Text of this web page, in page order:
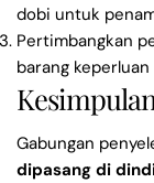
dobi untuk
Pertimbangkan
barang
Kesimpulan
Gabungan
dipasang di